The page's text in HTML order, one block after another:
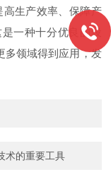
生产效率、保障产
一种十分优良的设
多领域得到应用，发
术的重要工具